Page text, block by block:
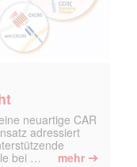
neuartige CAR
adressiert
bei …
mehr ➔